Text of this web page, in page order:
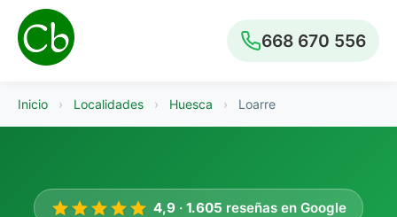
668 670 556
Inicio › Localidades › Huesca › Loarre
4,9 · 1.605 reseñas en Google